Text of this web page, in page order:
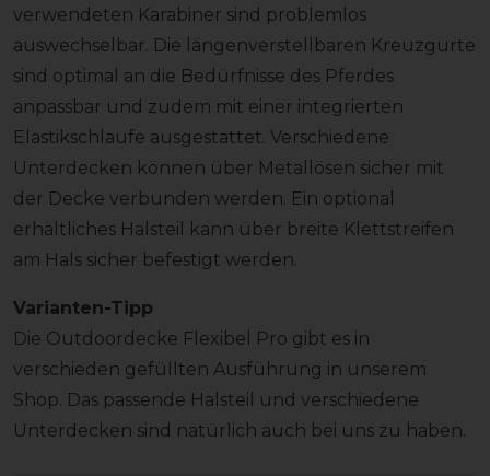
verwendeten Karabiner sind problemlos
auswechselbar. Die längenverstellbaren Kreuzgurte
sind optimal an die Bedürfnisse des Pferdes
anpassbar und zudem mit einer integrierten
Elastikschlaufe ausgestattet. Verschiedene
Unterdecken können über Metallösen sicher mit
der Decke verbunden werden. Ein optional
erhältliches Halsteil kann über breite Klettstreifen
am Hals sicher befestigt werden.
Varianten-Tipp
Die Outdoordecke Flexibel Pro gibt es in
verschieden gefüllten Ausführung in unserem
Shop. Das passende Halsteil und verschiedene
Unterdecken sind natürlich auch bei uns zu haben.